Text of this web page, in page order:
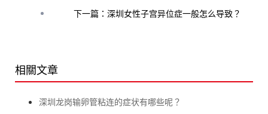
下一篇：深圳女性子宫异位症一般怎么导致？
相關文章
深圳龙岗输卵管粘连的症状有哪些呢？